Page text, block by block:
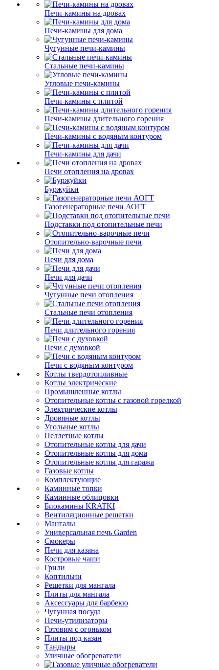
Печи-камины на дровах
Печи-камины для дома
Чугунные печи-камины
Стальные печи-камины
Угловые печи-камины
Печи-камины с плитой
Печи-камины длительного горения
Печи-камины с водяным контуром
Печи-камины для дачи
Печи отопления на дровах
Буржуйки
Газогенераторные печи АОГТ
Подставки под отопительные печи
Отопительно-варочные печи
Печи для дома
Печи для дачи
Чугунные печи отопления
Стальные печи отопления
Печи длительного горения
Печи с духовкой
Печи с водяным контуром
Котлы твердотопливные
Котлы электрические
Промышленные котлы
Отопительные котлы с газовой горелкой
Электрические котлы
Дровяные котлы
Угольные котлы
Пеллетные котлы
Отопительные котлы для дачи
Отопительные котлы для дома
Отопительные котлы для гаража
Газовые котлы
Комплектующие
Каминные топки
Каминные облицовки
Биокамины KRATKI
Вентиляционные решетки
Мангалы
Универсальная печь Garden
Смокеры
Печи для казана
Костровые чаши
Грили
Коптильни
Решетки для мангала
Плиты для мангала
Аксессуары для барбекю
Чугунная посуда
Печи-утилизаторы
Готовим с огоньком
Плиты под казан
Тандыры
Уличные обогреватели